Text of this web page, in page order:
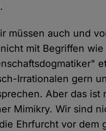
müssen auch und
mit Begriffen wie
Irrationalen gern
Aber das ist
Mimikry. Wir sind
Ehrfurcht vor dem